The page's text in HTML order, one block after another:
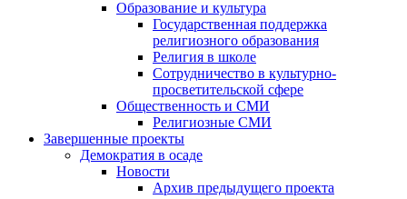
Образование и культура
Государственная поддержка
религиозного образования
Религия в школе
Сотрудничество в культурно-
просветительской сфере
Общественность и СМИ
Религиозные СМИ
Завершенные проекты
Демократия в осаде
Новости
Архив предыдущего проекта